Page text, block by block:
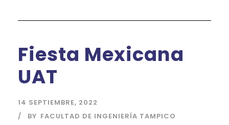
Fiesta Mexicana
UAT
14 SEPTIEMBRE, 2022
BY FACULTAD DE INGENIERÍA TAMPICO